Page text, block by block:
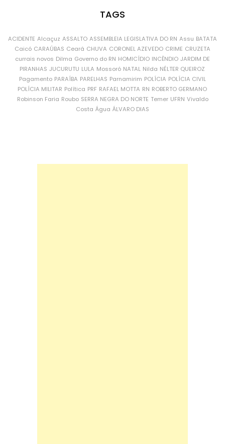
TAGS
ACIDENTE Alcaçuz ASSALTO ASSEMBLEIA LEGISLATIVA DO RN Assu BATATA
Caicó CARAÚBAS Ceará CHUVA CORONEL AZEVEDO CRIME CRUZETA
currais novos Dilma Governo do RN HOMICÍDIO INCÊNDIO JARDIM DE
PIRANHAS JUCURUTU LULA Mossoró NATAL Nilda NÉLTER QUEIROZ
Pagamento PARAÍBA PARELHAS Parnamirim POLÍCIA POLÍCIA CIVIL
POLÍCIA MILITAR Política PRF RAFAEL MOTTA RN ROBERTO GERMANO
Robinson Faria Roubo SERRA NEGRA DO NORTE Temer UFRN Vivaldo
Costa Água ÁLVARO DIAS